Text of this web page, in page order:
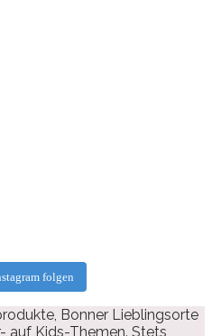
folgen
Bonner Lieblingsorte
auf Kids-Themen. Stets